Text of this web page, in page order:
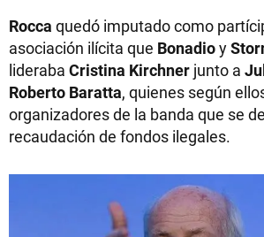
Rocca quedó imputado como
asociación ilícita que Bonadioy
lideraba Cristina Kirchner junto a
Roberto Baratta, quienes según
organizadores de la banda que se
recaudación de fondos ilegales.